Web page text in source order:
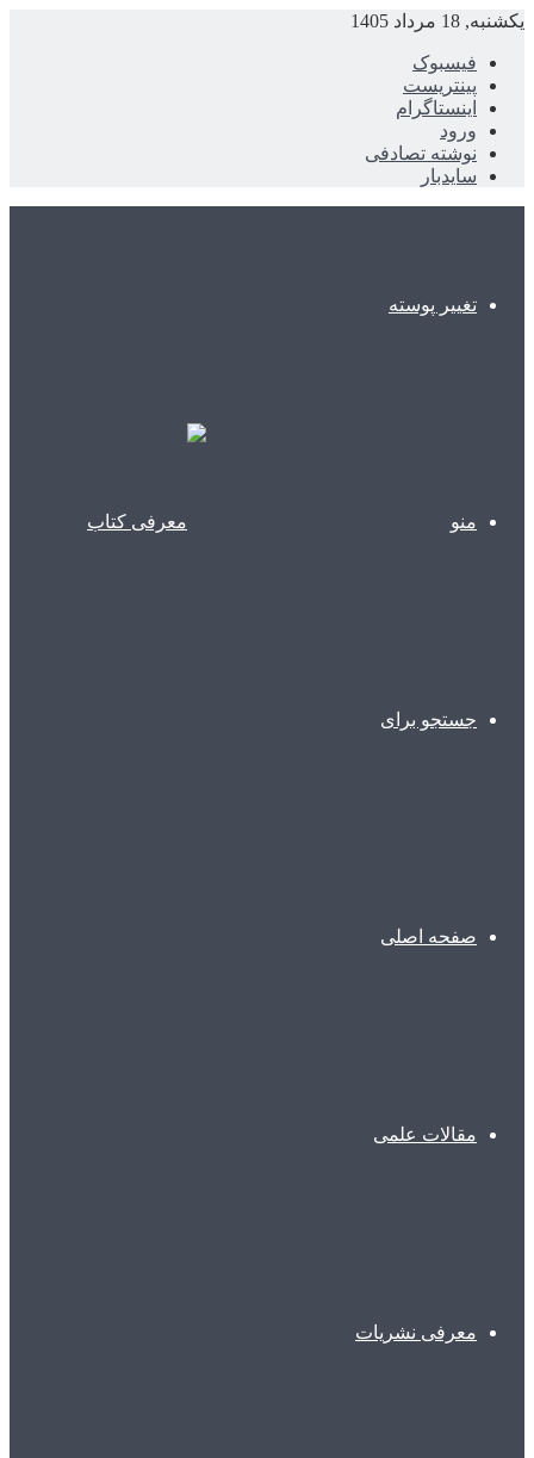
یکشنبه, 18 مرداد 1405
فیسبوک
پینتریست
اینستاگرام
ورود
نوشته تصادفی
سایدبار
تغییر پوسته
منو
جستجو برای
صفحه اصلی
مقالات علمی
معرفی نشریات